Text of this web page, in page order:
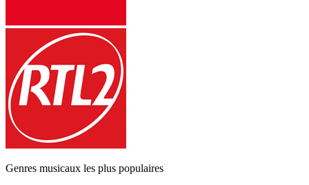
Genres musicaux les plus populaires